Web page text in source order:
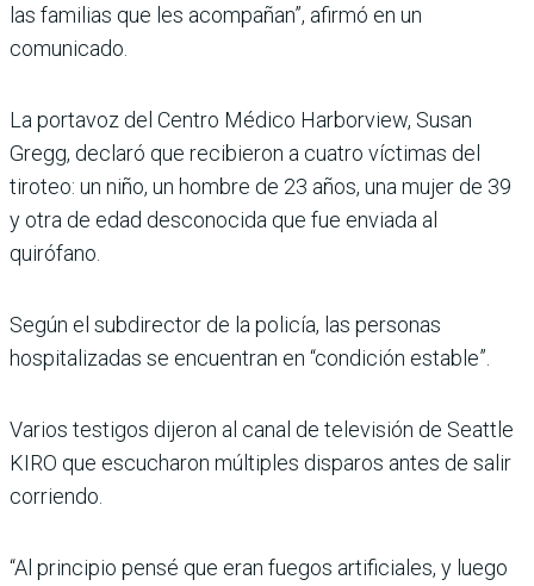
las familias que les acompañan”, afirmó en un
comunicado.
La portavoz del Centro Médico Harborview, Susan
Gregg, declaró que recibieron a cuatro víctimas del
tiroteo: un niño, un hombre de 23 años, una mujer de 39
y otra de edad desconocida que fue enviada al
quirófano.
Según el subdirector de la policía, las personas
hospitalizadas se encuentran en “condición estable”.
Varios testigos dijeron al canal de televisión de Seattle
KIRO que escucharon múltiples disparos antes de salir
corriendo.
“Al principio pensé que eran fuegos artificiales, y luego